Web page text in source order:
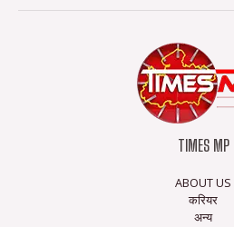
TIMES MP
ABOUT US
करियर
अन्य